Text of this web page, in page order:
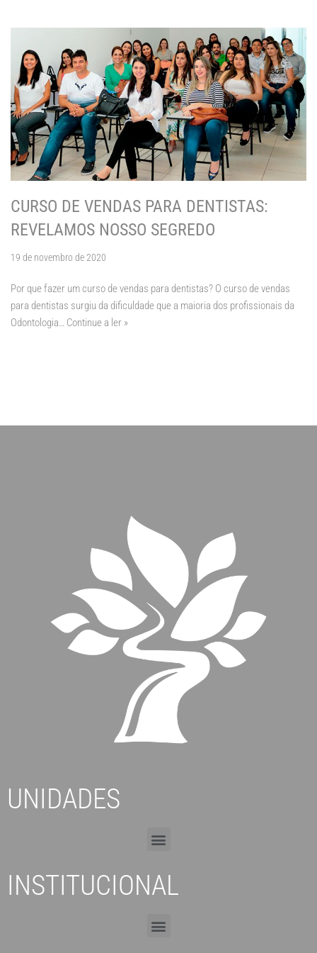
CURSO DE VENDAS PARA DENTISTAS:
REVELAMOS NOSSO SEGREDO
19 de novembro de 2020
Por que fazer um curso de vendas para dentistas? O curso de vendas
para dentistas surgiu da dificuldade que a maioria dos profissionais da
Odontologia… Continue a ler »
UNIDADES
INSTITUCIONAL